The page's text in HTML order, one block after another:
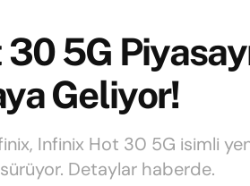
5G
Geliyor!
Infinix Hot 30 5G isimli
Detaylar haberde.